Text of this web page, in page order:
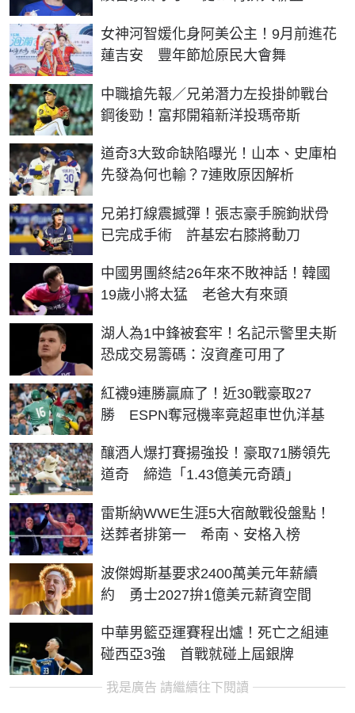
女神河智媛化身阿美公主！9月前進花
蓮吉安 豐年節尬原民大會舞
中職搶先報／兄弟潛力左投掛帥戰台
鋼後勁！富邦開箱新洋投瑪帝斯
道奇3大致命缺陷曝光！山本、史庫柏
先發為何也輸？7連敗原因解析
兄弟打線震撼彈！張志豪手腕鉤狀骨
已完成手術 許基宏右膝將動刀
中國男團終結26年來不敗神話！韓國
19歲小將太猛 老爸大有來頭
湖人為1中鋒被套牢！名記示警里夫斯
恐成交易籌碼：沒資產可用了
紅襪9連勝贏麻了！近30戰豪取27
勝 ESPN奪冠機率竟超車世仇洋基
釀酒人爆打賽揚強投！豪取71勝領先
道奇 締造「1.43億美元奇蹟」
雷斯納WWE生涯5大宿敵戰役盤點！
送葬者排第一 希南、安格入榜
波傑姆斯基要求2400萬美元年薪續
約 勇士2027拚1億美元薪資空間
中華男籃亞運賽程出爐！死亡之組連
碰西亞3強 首戰就碰上屆銀牌
我是廣告 請繼續往下閱讀